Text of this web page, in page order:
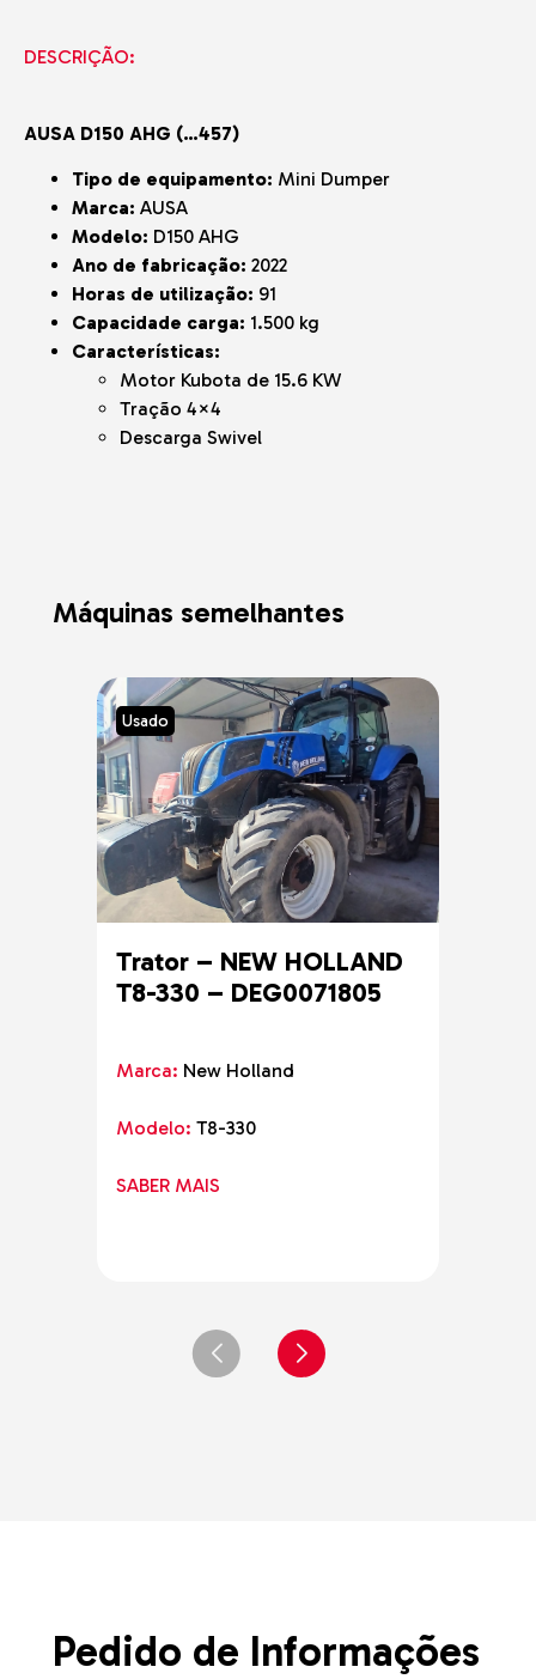
DESCRIÇÃO:
AUSA D150 AHG (…457)
Tipo de equipamento: Mini Dumper
Marca: AUSA
Modelo: D150 AHG
Ano de fabricação: 2022
Horas de utilização: 91
Capacidade carga: 1.500 kg
Características:
Motor Kubota de 15.6 KW
Tração 4×4
Descarga Swivel
Máquinas semelhantes
Usado
Trator – NEW HOLLAND
T8-330 – DEG0071805
Marca: New Holland
Modelo: T8-330
SABER MAIS
Pedido de Informações